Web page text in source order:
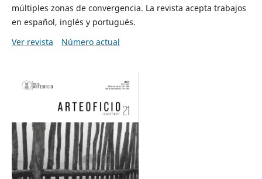
múltiples zonas de convergencia. La revista acepta trabajos
en español, inglés y portugués.
Ver revista
Número actual